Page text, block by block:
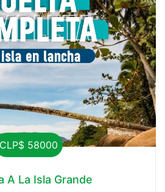
CLP$ 58000
A La Isla Grande